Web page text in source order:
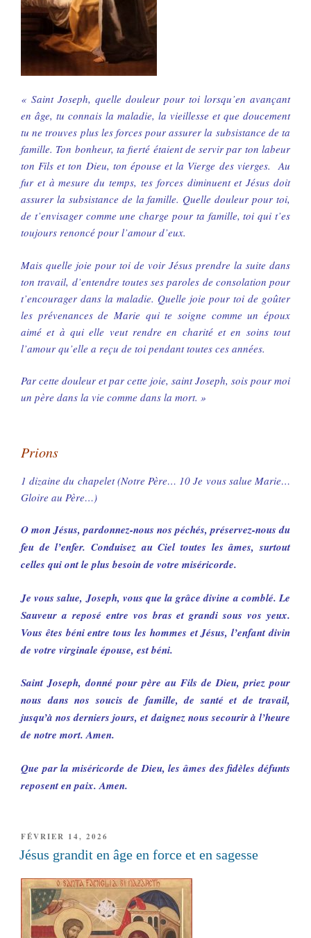
« Saint Joseph, quelle douleur pour toi lorsqu’en avançant
en âge, tu connais la maladie, la vieillesse et que doucement
tu ne trouves plus les forces pour assurer la subsistance de ta
famille. Ton bonheur, ta fierté étaient de servir par ton labeur
ton Fils et ton Dieu, ton épouse et la Vierge des vierges. Au
fur et à mesure du temps, tes forces diminuent et Jésus doit
assurer la subsistance de la famille. Quelle douleur pour toi,
de t’envisager comme une charge pour ta famille, toi qui t’es
toujours renoncé pour l’amour d’eux.
Mais quelle joie pour toi de voir Jésus prendre la suite dans
ton travail, d’entendre toutes ses paroles de consolation pour
t’encourager dans la maladie. Quelle joie pour toi de goûter
les prévenances de Marie qui te soigne comme un époux
aimé et à qui elle veut rendre en charité et en soins tout
l’amour qu’elle a reçu de toi pendant toutes ces années.
Par cette douleur et par cette joie, saint Joseph, sois pour moi
un père dans la vie comme dans la mort. »
Prions
1 dizaine du chapelet (Notre Père… 10 Je vous salue Marie…
Gloire au Père…)
O mon Jésus, pardonnez-nous nos péchés, préservez-nous du
feu de l’enfer. Conduisez au Ciel toutes les âmes, surtout
celles qui ont le plus besoin de votre miséricorde.
Je vous salue, Joseph, vous que la grâce divine a comblé. Le
Sauveur a reposé entre vos bras et grandi sous vos yeux.
Vous êtes béni entre tous les hommes et Jésus, l’enfant divin
de votre virginale épouse, est béni.
Saint Joseph, donné pour père au Fils de Dieu, priez pour
nous dans nos soucis de famille, de santé et de travail,
jusqu’à nos derniers jours, et daignez nous secourir à l’heure
de notre mort. Amen.
Que par la miséricorde de Dieu, les âmes des fidèles défunts
reposent en paix. Amen.
PUBLIÉ
LE
FÉVRIER 14, 2026
Jésus grandit en âge en force et en sagesse